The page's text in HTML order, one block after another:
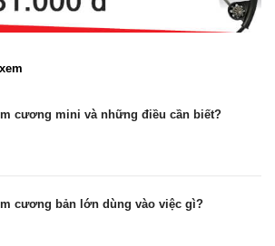
cương mini và những điều cần biết?
cương bản lớn dùng vào việc gì?